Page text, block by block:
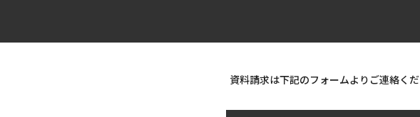
資料請求は下記のフォームよりご連絡くだ